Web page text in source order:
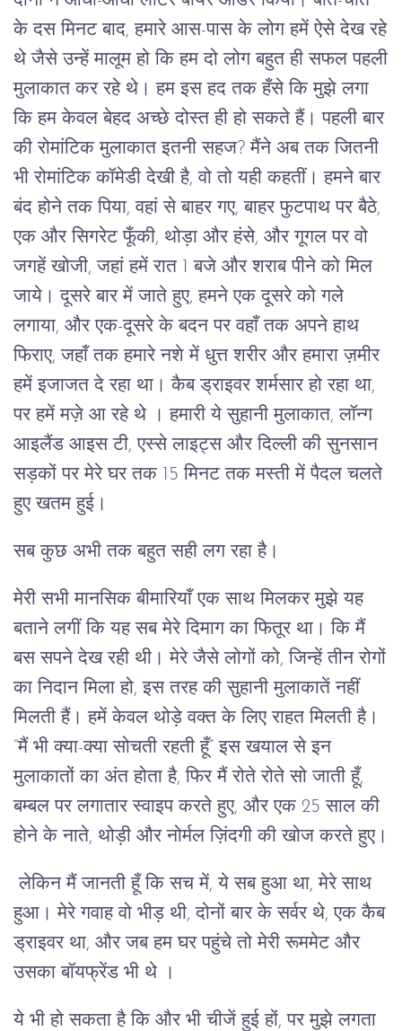
के दस मिनट बाद, हमारे आस-पास के लोग हमें ऐसे देख रहे
थे जैसे उन्हें मालूम हो कि हम दो लोग बहुत ही सफल पहली
मुलाकात कर रहे थे। हम इस हद तक हँसे कि मुझे लगा
कि हम केवल बेहद अच्छे दोस्त ही हो सकते हैं। पहली बार
की रोमांटिक मुलाकात इतनी सहज? मैंने अब तक जितनी
भी रोमांटिक कॉमेडी देखी है, वो तो यही कहतीं। हमने बार
बंद होने तक पिया, वहां से बाहर गए, बाहर फुटपाथ पर बैठे,
एक और सिगरेट फूँकी, थोड़ा और हंसे, और गूगल पर वो
जगहें खोजी, जहां हमें रात 1 बजे और शराब पीने को मिल
जाये। दूसरे बार में जाते हुए, हमने एक दूसरे को गले
लगाया, और एक-दूसरे के बदन पर वहाँ तक अपने हाथ
फिराए, जहाँ तक हमारे नशे में धुत्त शरीर और हमारा ज़मीर
हमें इजाजत दे रहा था। कैब ड्राइवर शर्मसार हो रहा था,
पर हमें मज़े आ रहे थे । हमारी ये सुहानी मुलाकात, लॉन्ग
आइलैंड आइस टी, एस्से लाइट्स और दिल्ली की सुनसान
सड़कों पर मेरे घर तक 15 मिनट तक मस्ती में पैदल चलते
हुए खतम हुई।
सब कुछ अभी तक बहुत सही लग रहा है।
मेरी सभी मानसिक बीमारियाँ एक साथ मिलकर मुझे यह
बताने लगीं कि यह सब मेरे दिमाग का फितूर था। कि मैं
बस सपने देख रही थी। मेरे जैसे लोगों को, जिन्हें तीन रोगों
का निदान मिला हो, इस तरह की सुहानी मुलाकातें नहीं
मिलती हैं। हमें केवल थोड़े वक्त के लिए राहत मिलती है।
“मैं भी क्या-क्या सोचती रहती हूँ” इस खयाल से इन
मुलाकातों का अंत होता है, फिर मैं रोते रोते सो जाती हूँ,
बम्बल पर लगातार स्वाइप करते हुए, और एक 25 साल की
होने के नाते, थोड़ी और नोर्मल ज़िंदगी की खोज करते हुए।
लेकिन मैं जानती हूँ कि सच में, ये सब हुआ था, मेरे साथ
हुआ। मेरे गवाह वो भीड़ थी, दोनों बार के सर्वर थे, एक कैब
ड्राइवर था, और जब हम घर पहुंचे तो मेरी रूममेट और
उसका बॉयफ्रेंड भी थे ।
ये भी हो सकता है कि और भी चीजें हुई हों, पर मुझे लगता